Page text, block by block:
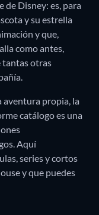
de Disney: es, para
y su estrella
y que,
como antes,
tantas otras
aventura propia, la
catálogo es una
Aquí
series y cortos
y que puedes